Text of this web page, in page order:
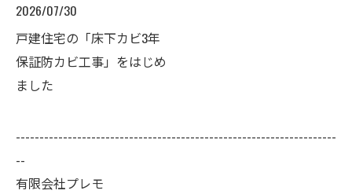
2026/07/30
戸建住宅の「床下カビ3年
保証防カビ工事」をはじめ
ました
--------------------------------------------------------------------
--
有限会社プレモ